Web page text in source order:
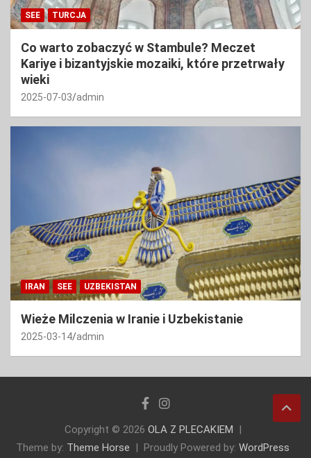
SEE TURCJA
Co warto zobaczyć w Stambule? Meczet
Kariye i bizantyjskie mozaiki, które przetrwały
wieki
2025-07-03 admin
IRAN SEE UZBEKISTAN
Wieże Milczenia w Iranie i Uzbekistanie
2025-03-14 admin
Copyright © 2026 OLA Z PLECAKIEM
Theme by: Theme Horse Proudly Powered by: WordPress